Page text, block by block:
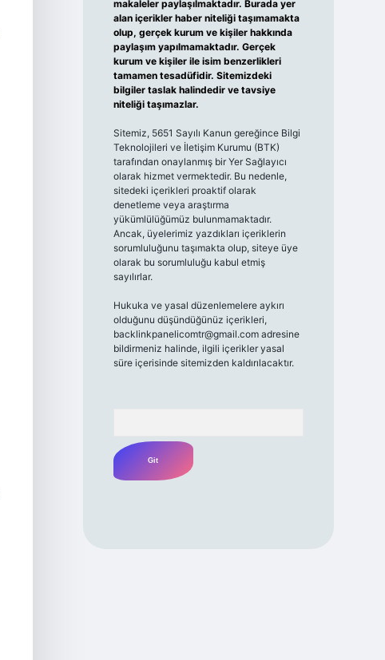
makaleler paylaşılmaktadır. Burada yer
alan içerikler haber niteliği taşımamakta
olup, gerçek kurum ve kişiler hakkında
paylaşım yapılmamaktadır. Gerçek
kurum ve kişiler ile isim benzerlikleri
tamamen tesadüfidir. Sitemizdeki
bilgiler taslak halindedir ve tavsiye
niteliği taşımazlar.
Sitemiz, 5651 Sayılı Kanun gereğince Bilgi
Teknolojileri ve İletişim Kurumu (BTK)
tarafından onaylanmış bir Yer Sağlayıcı
olarak hizmet vermektedir. Bu nedenle,
sitedeki içerikleri proaktif olarak
denetleme veya araştırma
yükümlülüğümüz bulunmamaktadır.
Ancak, üyelerimiz yazdıkları içeriklerin
sorumluluğunu taşımakta olup, siteye üye
olarak bu sorumluluğu kabul etmiş
sayılırlar.
Hukuka ve yasal düzenlemelere aykırı
olduğunu düşündüğünüz içerikleri,
backlinkpanelicomtr@gmail.comadresine
bildirmeniz halinde, ilgili içerikler yasal
süre içerisinde sitemizden kaldırılacaktır.